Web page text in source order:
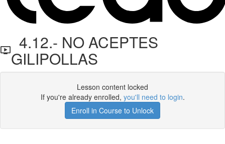
4.12.- NO ACEPTES
GILIPOLLAS
Lesson content locked
If you're already enrolled, you'll need to login.
Enroll in Course to Unlock